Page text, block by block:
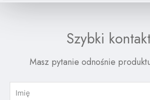
Szybki
Masz pytanie odnośnie